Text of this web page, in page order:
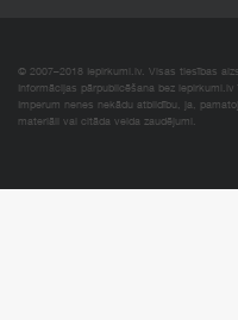
© 2007–2018 Iepirkumi.lv. Visas tiesības
Informācijas pārpublicēšana bez
Imperum nenes nekādu atbildību, ja,
materiāli vai citāda veida zaudējumi.